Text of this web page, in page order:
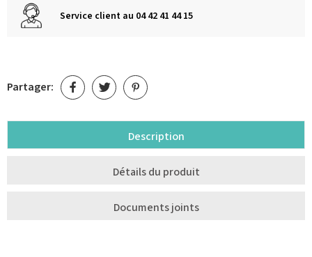
Service client au 04 42 41 44 15
Partager:
Description
Détails du produit
Documents joints